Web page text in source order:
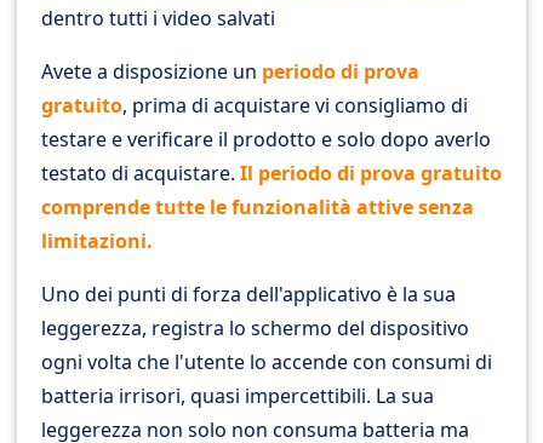
dentro tutti i video salvati
Avete a disposizione un periodo di prova
gratuito, prima di acquistare vi consigliamo di
testare e verificare il prodotto e solo dopo averlo
testato di acquistare. Il periodo di prova gratuito
comprende tutte le funzionalità attive senza
limitazioni.
Uno dei punti di forza dell'applicativo è la sua
leggerezza, registra lo schermo del dispositivo
ogni volta che l'utente lo accende con consumi di
batteria irrisori, quasi impercettibili. La sua
leggerezza non solo non consuma batteria ma